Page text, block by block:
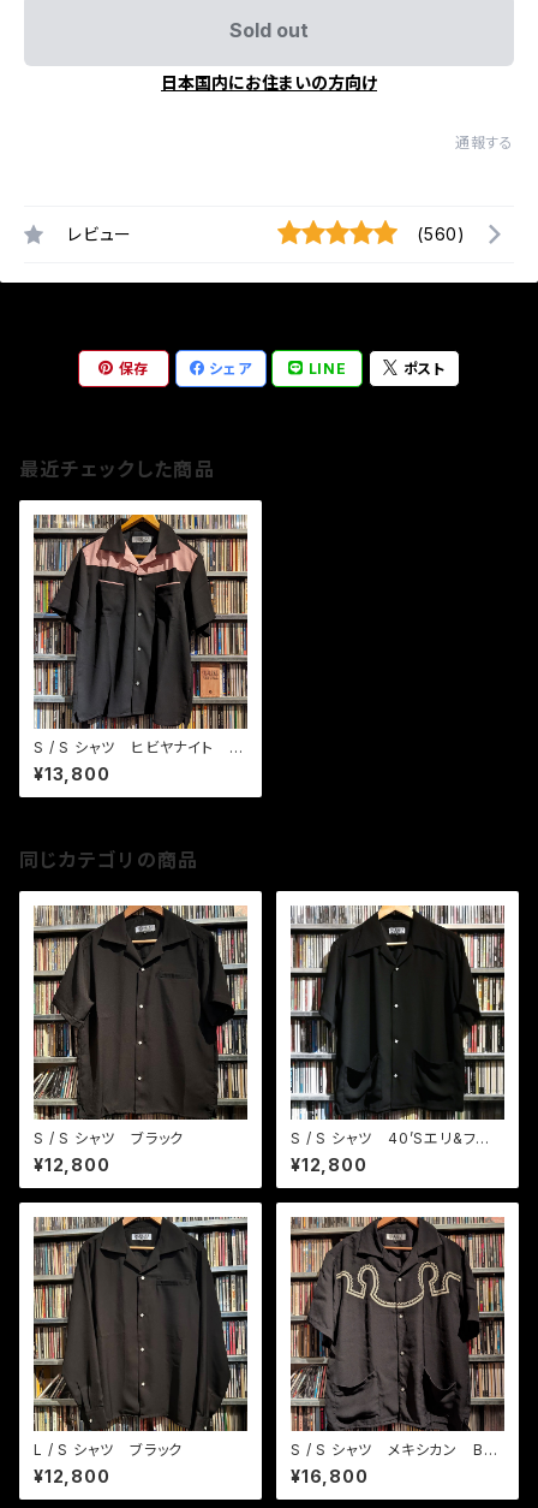
Sold out
日本国内にお住まいの方向け
通報する
レビュー (560)
保存 シェア LINE ポスト
最近チェックした商品
S / S シャツ ヒビヤナイト B
K / PK
¥13,800
同じカテゴリの商品
S / S シャツ ブラック
¥12,800
S / S シャツ 40’Sエリ&フロ
ント2ポケット
¥12,800
L / S シャツ ブラック
¥12,800
S / S シャツ メキシカン BK /
クリーム
¥16,800